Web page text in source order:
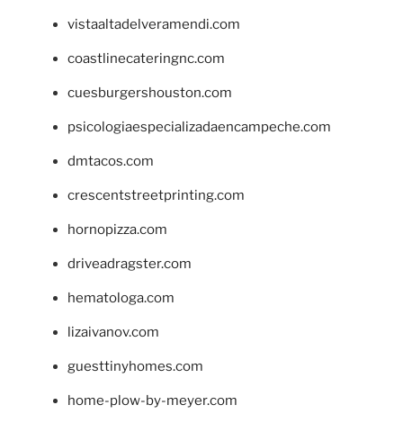
vistaaltadelveramendi.com
coastlinecateringnc.com
cuesburgershouston.com
psicologiaespecializadaencampeche.com
dmtacos.com
crescentstreetprinting.com
hornopizza.com
driveadragster.com
hematologa.com
lizaivanov.com
guesttinyhomes.com
home-plow-by-meyer.com